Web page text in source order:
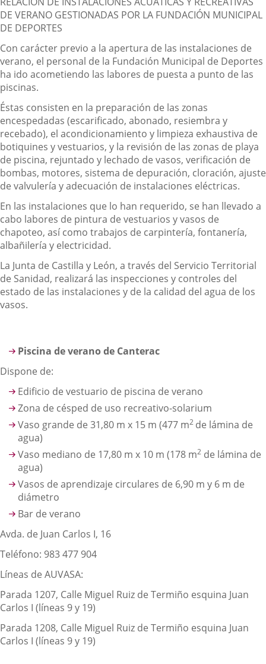
DE VERANO GESTIONADAS POR LA FUNDACIÓN MUNICIPAL
DE DEPORTES
Con carácter previo a la apertura de las instalaciones de
verano, el personal de la Fundación Municipal de Deportes
ha ido acometiendo las labores de puesta a punto de las
piscinas.
Éstas consisten en la preparación de las zonas
encespedadas (escarificado, abonado, resiembra y
recebado), el acondicionamiento y limpieza exhaustiva de
botiquines y vestuarios, y la revisión de las zonas de playa
de piscina, rejuntado y lechado de vasos, verificación de
bombas, motores, sistema de depuración, cloración, ajuste
de valvulería y adecuación de instalaciones eléctricas.
En las instalaciones que lo han requerido, se han llevado a
cabo labores de pintura de vestuarios y vasos de
chapoteo, así como trabajos de carpintería, fontanería,
albañilería y electricidad.
La Junta de Castilla y León, a través del Servicio Territorial
de Sanidad, realizará las inspecciones y controles del
estado de las instalaciones y de la calidad del agua de los
vasos.
Piscina de verano de Canterac
Dispone de:
Edificio de vestuario de piscina de verano
Zona de césped de uso recreativo-solarium
Vaso grande de 31,80 m x 15 m (477 m2 de lámina de
agua)
Vaso mediano de 17,80 m x 10 m (178 m2 de lámina de
agua)
Vasos de aprendizaje circulares de 6,90 m y 6 m de
diámetro
Bar de verano
Avda. de Juan Carlos I, 16
Teléfono: 983 477 904
Líneas de AUVASA:
Parada 1207, Calle Miguel Ruiz de Termiño esquina Juan
Carlos I (líneas 9 y 19)
Parada 1208, Calle Miguel Ruiz de Termiño esquina Juan
Carlos I (líneas 9 y 19)